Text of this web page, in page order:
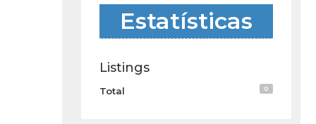
Estatísticas
Listings
Total 0